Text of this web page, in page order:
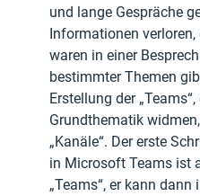
und lange Gespräche
Informationen
waren in einer
bestimmter Themen
Erstellung der
Grundthematik
„Kanäle“. Der erste
in Microsoft Teams ist
„Teams“, er kann